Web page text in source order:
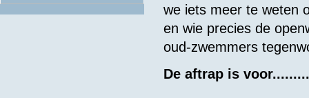
we iets meer te weten
en wie precies de
oud-zwemmers
De aftrap is